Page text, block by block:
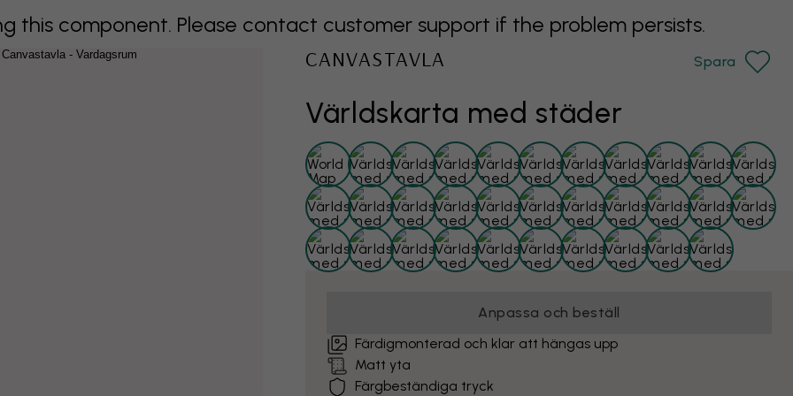
this component. Please contact customer support if the problem persists.
Världskarta med städer
CANVASTAVLA Spara
Anpassa och beställ
Färdigmonterad och klar att hängas upp
Matt yta
Färgbeständiga tryck